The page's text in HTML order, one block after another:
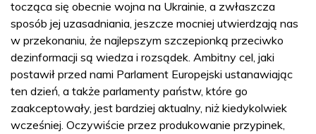
tocząca się obecnie wojna na Ukrainie, a zwłaszcza
sposób jej uzasadniania, jeszcze mocniej utwierdzają nas
w przekonaniu, że najlepszym szczepionką przeciwko
dezinformacji są wiedza i rozsądek. Ambitny cel, jaki
postawił przed nami Parlament Europejski ustanawiając
ten dzień, a także parlamenty państw, które go
zaakceptowały, jest bardziej aktualny, niż kiedykolwiek
wcześniej. Oczywiście przez produkowanie przypinek,